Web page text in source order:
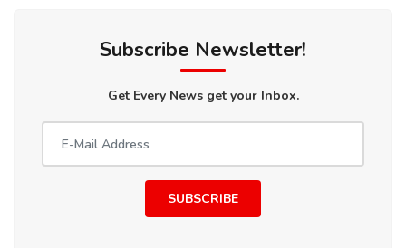
Subscribe Newsletter!
Get Every News get your Inbox.
SUBSCRIBE